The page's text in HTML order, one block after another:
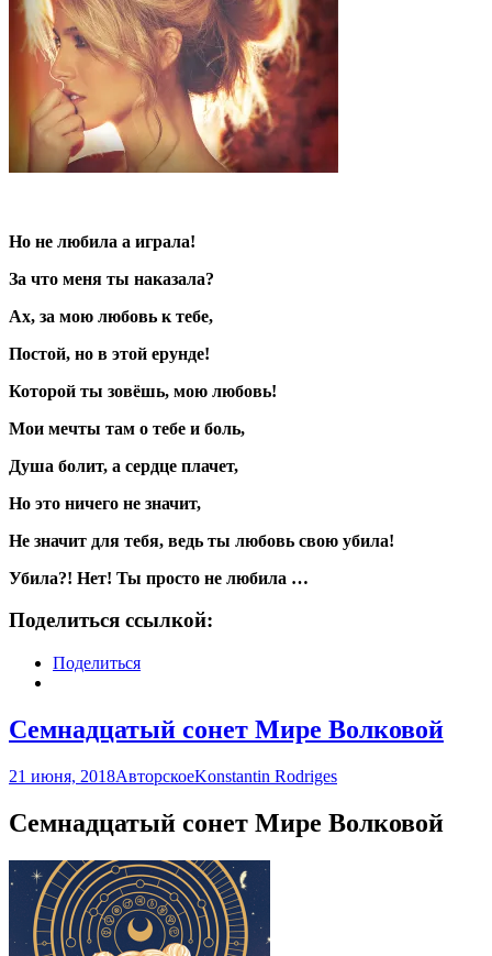
Но не любила а играла!
За что меня ты наказала?
Ах, за мою любовь к тебе,
Постой, но в этой ерунде!
Которой ты зовёшь, мою любовь!
Мои мечты там о тебе и боль,
Душа болит, а сердце плачет,
Но это ничего не значит,
Не значит для тебя, ведь ты любовь свою убила!
Убила?! Нет! Ты просто не любила …
Поделиться ссылкой:
Поделиться
Семнадцатый сонет Мире Волковой
21 июня, 2018АвторскоеKonstantin Rodriges
Семнадцатый сонет Мире Волковой